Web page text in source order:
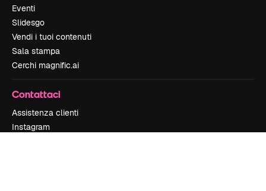
Eventi
Slidesgo
Vendi i tuoi contenuti
Sala stampa
Cerchi magnific.ai
Contattaci
Assistenza clienti
Instagram